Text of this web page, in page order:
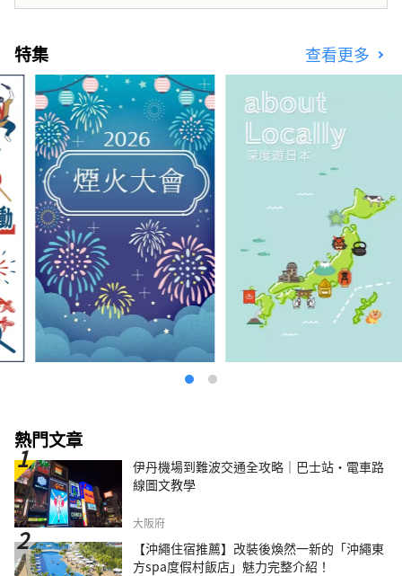
的烹飪體驗 【1月11日（星期四）】素食x杉田梅
【3對】 [1月13日星期六]藥膳中餐x杉田梅[3對]
[1月14日（星期四）]味噌製作體驗[3對] [2月6日
（星期二）]橫濱一澤的冬季蔬菜收穫體驗和天婦
羅和飯糰午餐[3對] 2. 橫濱傳統文化體驗 [1月27
日星期六]橫濱磯體驗日本傳統文化[3對] ◆招募
人數 每門課程3對（英文導遊陪同） ◆申請條件
① 16歲以上居住或造訪日本的外國人（外國人3
人以上時，陪同的日本人也可免費） ② 能在官方
Instagram上宣傳並在自己的SNS上發布體驗影
片的人 ③ 能夠配合簡單的網路調查的人 ◆申請
截止日期 直到每個試用計畫前 3 天 *如果申請者
較多，將抽籤。 請儘早申請。 ◆申請方法 請在
下面申請。
https://forms.gle/Xtq7uvwZYkDRhHYz9 ◆聯
絡方式 虛幻的杉田梅林：充滿活力的復原「梅街
杉田」執行委員會秘書處 電子郵件：
sugita.umematsuri@gmail.com ◆相關網址 官
方Instagram：
特集 查看更多
熱門文章
伊丹機場到難波交通全攻略｜巴士站・電車路
線圖文教學
大阪府
【沖繩住宿推薦】改裝後煥然一新的「沖繩東
方spa度假村飯店」魅力完整介紹！